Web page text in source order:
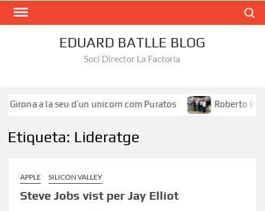
EDUARD BATLLE BLOG
Soci Director La Factoria
Girona a la seu d’un unicorn com Puratos Roberto
Etiqueta: Lideratge
APPLE SILICON VALLEY
Steve Jobs vist per Jay Elliot